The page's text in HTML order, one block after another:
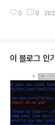
nux용 Windows
해야 하기때문에
설치 Microsoft
에서 "Ubuntu 버
설치합니다. 당연
0 0
이 블로그 인